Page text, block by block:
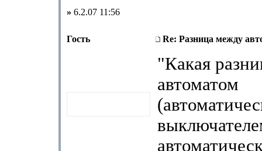
» 6.2.07 11:56
Гость Re: Разница между
"Какая
автоматом